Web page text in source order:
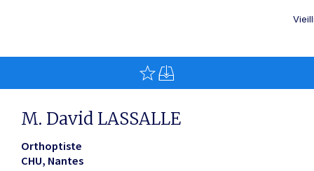
M. David LASSALLE
Orthoptiste
CHU Nantes